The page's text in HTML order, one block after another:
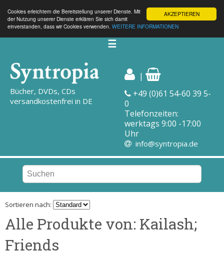
AKZEPTIEREN
Cookies erleichtern die Bereitstellung unserer Dienste. Mit
der Nutzung unserer Dienste erklären Sie sich damit
einverstanden, dass wir Cookies verwenden. WEITERE INFORMATIONEN
☰
Bücher, DVDs, CDs
versandkostenfrei in DE
|
+49 (0)61 54-60 39 5-
0
Telefonzeiten:
werktags 9:00 -17:00
Uhr
info@syntropia.de
Sortieren nach:
Alle Produkte von: Kailash;
Friends